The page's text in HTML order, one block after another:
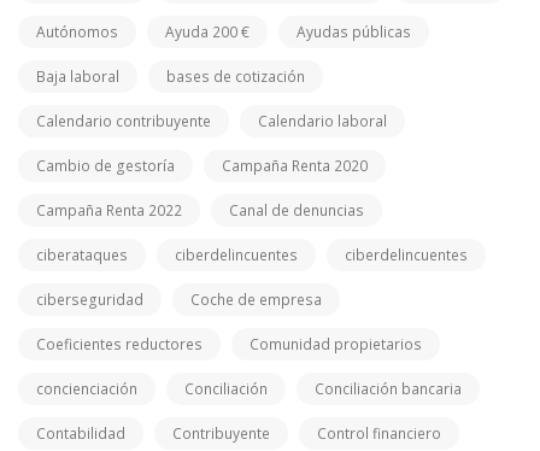
Autónomos Ayuda 200 € Ayudas públicas
Baja laboral bases de cotización
Calendario contribuyente Calendario laboral
Cambio de gestoría Campaña Renta 2020
Campaña Renta 2022 Canal de denuncias
ciberataques ciberdelincuentes ciberdelincuentes
ciberseguridad Coche de empresa
Coeficientes reductores Comunidad propietarios
concienciación Conciliación Conciliación bancaria
Contabilidad Contribuyente Control financiero